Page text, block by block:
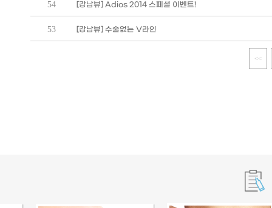
54 [강남뷰] Adios 2014 스페셜 이벤트!
53 [강남뷰] 수술없는 V라인